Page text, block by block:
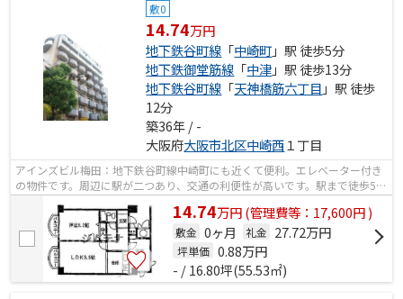
敷0
14.74万円
地下鉄谷町線 「中崎町」駅 徒歩5分
地下鉄御堂筋線 「中津」駅 徒歩13分
地下鉄谷町線 「天神橋筋六丁目 」駅 徒歩
12分
築36年 / -
大阪府大阪市北区中崎西１丁目
アインズビル梅田：地下鉄谷町線中崎町にも近くて便利。エレベーター付き
の物件です。周辺に駅が二つあり、交通の利便性が高いです。駅まで徒歩5分
の立地が魅力的な、利便性の高い物件...
14.74万円(管理費等：17,600円 )
敷金 0ヶ月 礼金 27.72万円
坪単価 0.88万円
- / 16.80坪(55.53㎡)